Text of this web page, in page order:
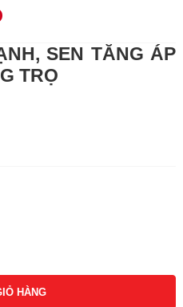
SEN TĂNG ÁP
TRỌ
HÀNG